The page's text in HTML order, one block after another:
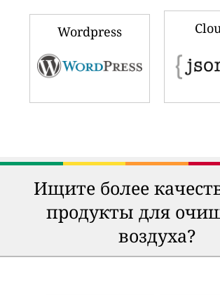
Wordpress
Ищите более
продукты для
воздуха?